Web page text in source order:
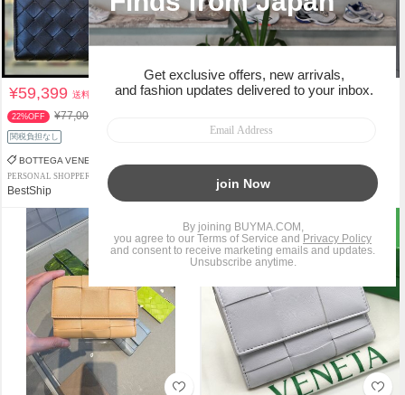
¥59,399送料込
22%OFF ¥77,000
関税負担なし
BOTTEGA VENETA
PERSONAL SHOPPER
BestShip
¥57,321送料込
Krastar UK